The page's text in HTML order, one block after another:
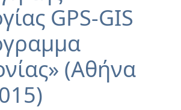
GPS-GIS
(Αθήνα